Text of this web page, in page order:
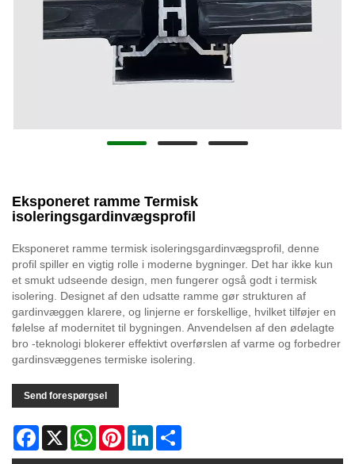
Eksponeret ramme Termisk
isoleringsgardinvægsprofil
Eksponeret ramme termisk isoleringsgardinvægsprofil, denne
profil spiller en vigtig rolle i moderne bygninger. Det har ikke kun
et smukt udseende design, men fungerer også godt i termisk
isolering. Designet af den udsatte ramme gør strukturen af ​​
gardinvæggen klarere, og linjerne er forskellige, hvilket tilføjer en
følelse af modernitet til bygningen. Anvendelsen af ​​den ødelagte
bro -teknologi blokerer effektivt overførslen af ​​varme og forbedrer
gardinsvæggenes termiske isolering.
Send forespørgsel
Facebook
X WhatsAppPinterestLinkedIn